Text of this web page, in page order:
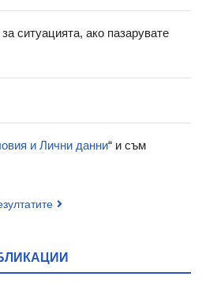
ситуацията, ако пазарувате
и Лични данни“ и съм